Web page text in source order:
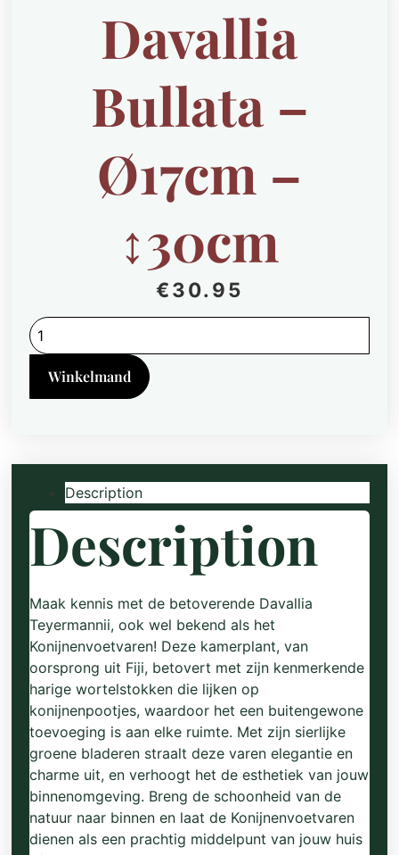
Davallia
Bullata –
Ø17cm –
↕30cm
€30.95
Davallia
Bullata
-
Ø17cm
↕30cm
Winkelmand
Description
Description
Maak kennis met de betoverende Davallia
Teyermannii, ook wel bekend als het
Konijnenvoetvaren! Deze kamerplant, van
oorsprong uit Fiji, betovert met zijn kenmerkende
harige wortelstokken die lijken op
konijnenpootjes, waardoor het een buitengewone
toevoeging is aan elke ruimte. Met zijn sierlijke
groene bladeren straalt deze varen elegantie en
charme uit, en verhoogt het de esthetiek van jouw
binnenomgeving. Breng de schoonheid van de
natuur naar binnen en laat de Konijnenvoetvaren
dienen als een prachtig middelpunt van jouw huis